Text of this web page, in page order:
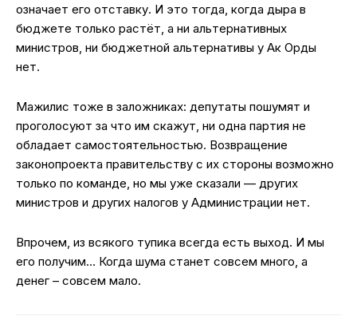
означает его отставку. И это тогда, когда дыра в
бюджете только растёт, а ни альтернативных
министров, ни бюджетной альтернативы у Ак Орды
нет.
Мажилис тоже в заложниках: депутаты пошумят и
проголосуют за что им скажут, ни одна партия не
обладает самостоятельностью. Возвращение
законопроекта правительству с их стороны возможно
только по команде, но мы уже сказали — других
министров и других налогов у Администрации нет.
Впрочем, из всякого тупика всегда есть выход. И мы
его получим… Когда шума станет совсем много, а
денег – совсем мало.